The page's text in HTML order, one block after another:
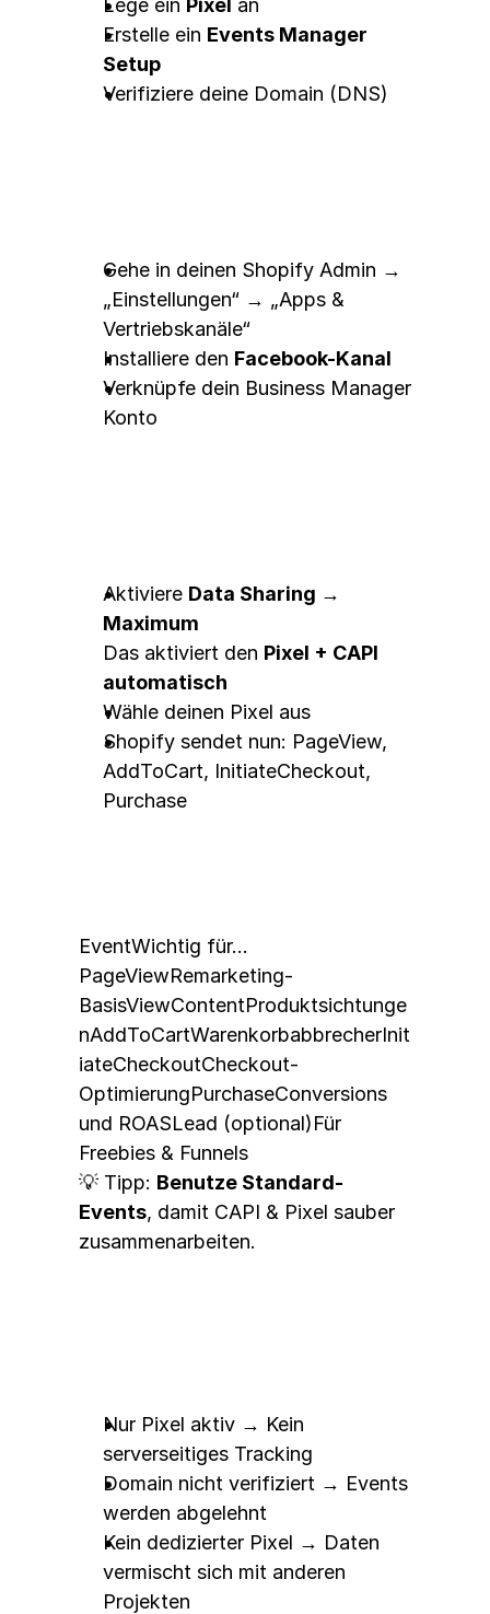
Lege ein Pixel an
Erstelle ein Events Manager
Setup
Verifiziere deine Domain (DNS)
Gehe in deinen Shopify Admin →
„Einstellungen“ → „Apps &
Vertriebskanäle“
Installiere den Facebook-Kanal
Verknüpfe dein Business Manager
Konto
Aktiviere Data Sharing →
Maximum
Das aktiviert den Pixel + CAPI
automatisch
Wähle deinen Pixel aus
Shopify sendet nun: PageView
AddToCart, InitiateCheckout
Purchase
EventWichtig für…
PageViewRemarketing-
BasisViewContentProduktsichtunge
nAddToCartWarenkorbabbrecherInit
iateCheckoutCheckout-
OptimierungPurchaseConversions
und ROASLead (optional)Für
Freebies & Funnels
💡 Tipp: Benutze Standard-
Events, damit CAPI & Pixel sauber
zusammenarbeiten.
Nur Pixel aktiv → Kein
serverseitiges Tracking
Domain nicht verifiziert → Events
werden abgelehnt
Kein dedizierter Pixel → Daten
vermischt sich mit anderen
Projekten